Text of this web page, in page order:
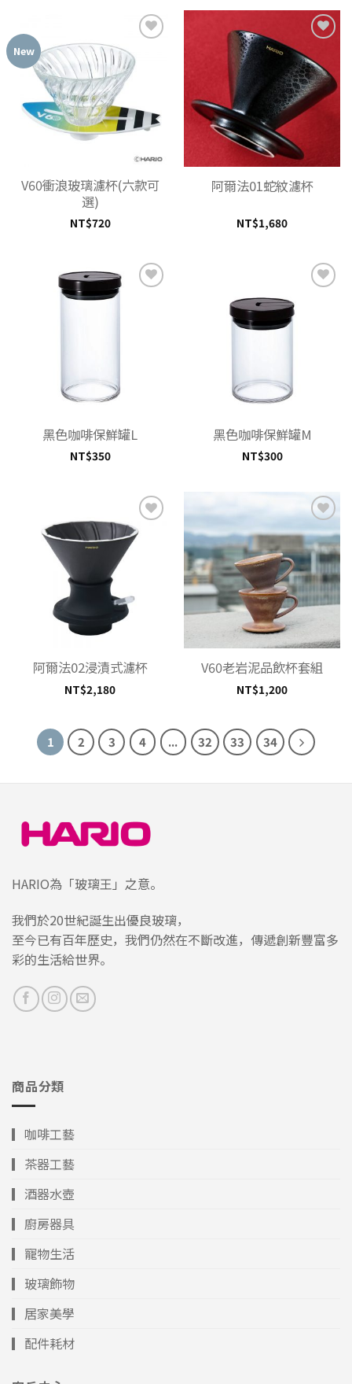
New
V60衝浪玻璃濾杯(六款可
選)
NT$720
「願
望清
單」
阿爾法01蛇紋濾杯
NT$1,680
黑色咖啡保鮮罐L
NT$350
黑色咖啡保鮮罐M
NT$300
阿爾法02浸漬式濾杯
NT$2,180
加入
「願
望清
單」
V60老岩泥品飲杯套組
NT$1,200
1 2 3 4 ... 32 33 34
HARIO為「玻璃王」之意。
我們於20世紀誕生出優良玻璃，
至今已有百年歷史，我們仍然在不斷改進，傳遞創新豐富多
彩的生活給世界。
商品分類
▎咖啡工藝
▎茶器工藝
▎酒器水壺
▎廚房器具
▎寵物生活
▎玻璃飾物
▎居家美學
▎配件耗材